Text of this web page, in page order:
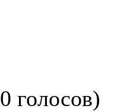
голосов)